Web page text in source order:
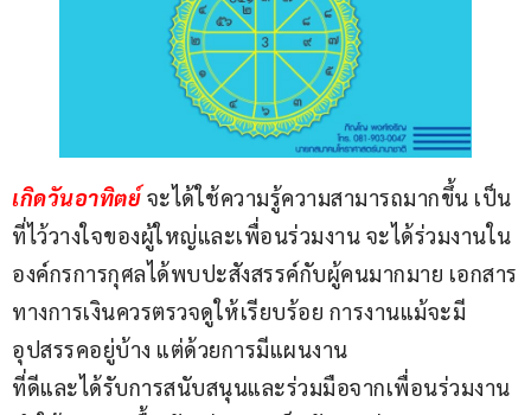
เกิดวันอาทิตย์ จะได้ใช้ความรู้ความสามารถมากขึ้น เป็น
ที่ไว้วางใจของผู้ใหญ่และเพื่อนร่วมงาน จะได้ร่วมงานใน
องค์กรการกุศลได้พบปะสังสรรค์กับผู้คนมากมาย เอกสาร
ทางการเงินควรตรวจดูให้เรียบร้อย การงานแม้จะมี
อุปสรรคอยู่บ้าง แต่ด้วยการมีแผนงาน
ที่ดีและได้รับการสนับสนุนและร่วมมือจากเพื่อนร่วมงาน